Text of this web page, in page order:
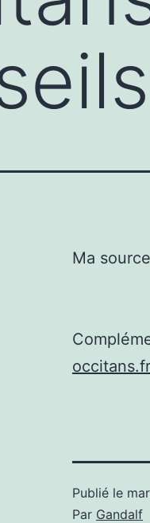
Ma
occitans.fr
Publié le
Par Gandalf